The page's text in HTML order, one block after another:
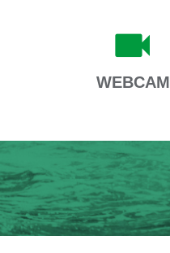
WEBCAM